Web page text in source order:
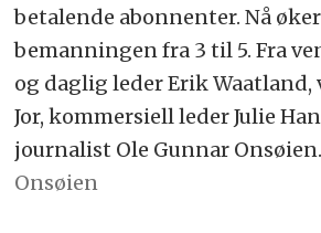
betalende abonnenter. Nå
bemanningen fra 3 til 5. Fra
og daglig leder Erik Waatland,
Jor, kommersiell leder Julie
journalist Ole Gunnar Onsøien.
Onsøien